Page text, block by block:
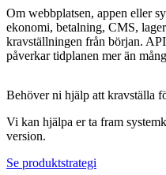
Om webbplatsen, appen eller
ekonomi, betalning, CMS,
kravställningen från början.
påverkar tidplanen mer än
Behöver ni hjälp att kravställa
Vi kan hjälpa er ta fram
version.
Se produktstrategi